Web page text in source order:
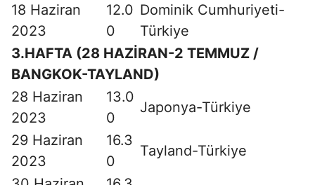
18 Haziran
2023
12.0
0
Dominik Cumhuriyeti-
Türkiye
3.HAFTA (28 HAZİRAN-2 TEMMUZ /
BANGKOK-TAYLAND)
28 Haziran
2023
13.0
0
Japonya-Türkiye
29 Haziran
2023
16.3
0
Tayland-Türkiye